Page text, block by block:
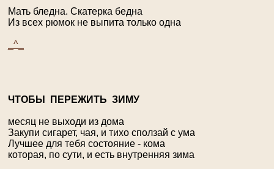
Мать бледна. Скатерка бедна
Из всех рюмок не выпита только одна
_^_
ЧТОБЫ ПЕРЕЖИТЬ ЗИМУ
месяц не выходи из дома
Закупи сигарет, чая, и тихо сползай с ума
Лучшее для тебя состояние - кома
которая, по сути, и есть внутренняя зима